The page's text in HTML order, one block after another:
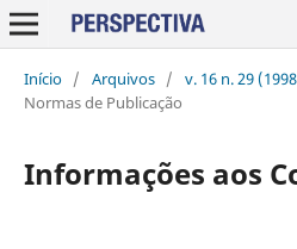
Início / Arquivos / v. 16 n. 29
Normas de Publicação
Informações aos